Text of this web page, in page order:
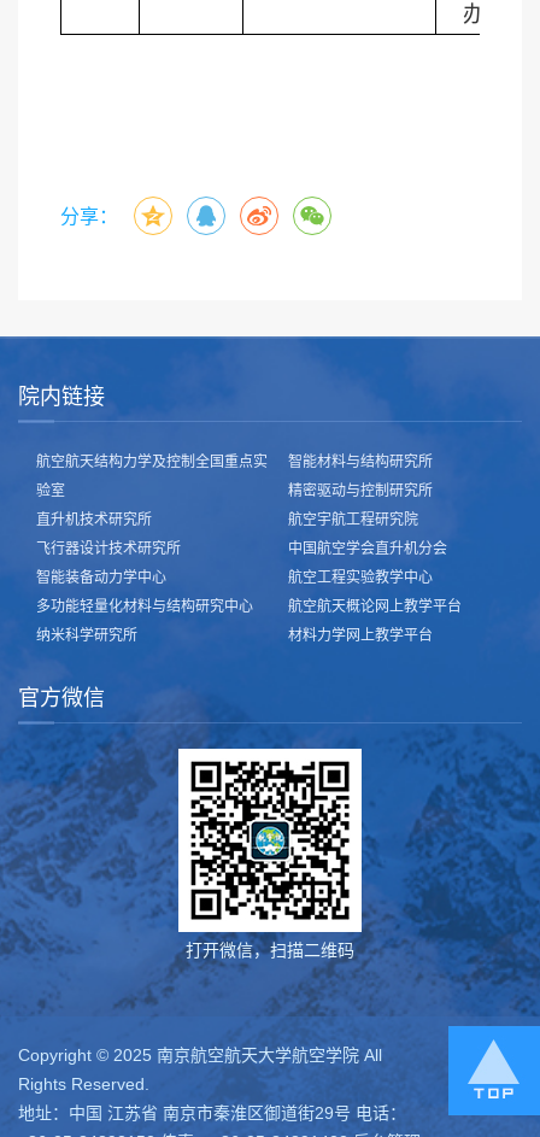
办公室
分享：
院内链接
航空航天结构力学及控制全国重点实
验室
直升机技术研究所
飞行器设计技术研究所
智能装备动力学中心
多功能轻量化材料与结构研究中心
纳米科学研究所
智能材料与结构研究所
精密驱动与控制研究所
航空宇航工程研究院
中国航空学会直升机分会
航空工程实验教学中心
航空航天概论网上教学平台
材料力学网上教学平台
官方微信
打开微信，扫描二维码
Copyright © 2025 南京航空航天大学航空学院 All
Rights Reserved.
地址：中国 江苏省 南京市秦淮区御道街29号 电话：